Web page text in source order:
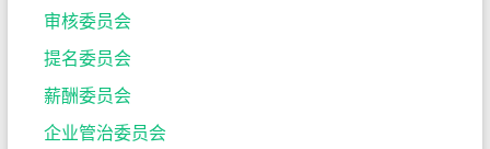
审核委员会
提名委员会
薪酬委员会
企业管治委员会